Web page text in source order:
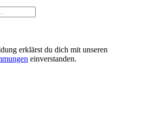
erklärst du dich mit unseren
einverstanden.